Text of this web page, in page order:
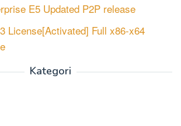
E5 Updated P2P release
License[Activated] Full x86-x64
Kategori